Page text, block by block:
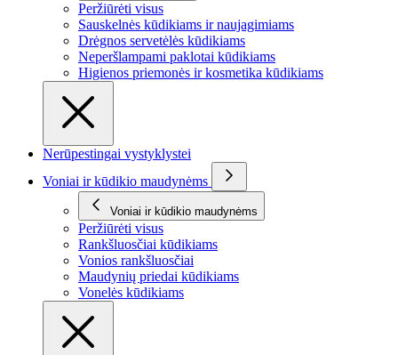
Peržiūrėti visus
Sauskelnės kūdikiams ir naujagimiams
Drėgnos servetėlės kūdikiams
Neperšlampami paklotai kūdikiams
Higienos priemonės ir kosmetika kūdikiams
Nerūpestingai vystyklystei
Voniai ir kūdikio maudynėms
Voniai ir kūdikio maudynėms
Peržiūrėti visus
Rankšluosčiai kūdikiams
Vonios rankšluosčiai
Maudynių priedai kūdikiams
Vonelės kūdikiams